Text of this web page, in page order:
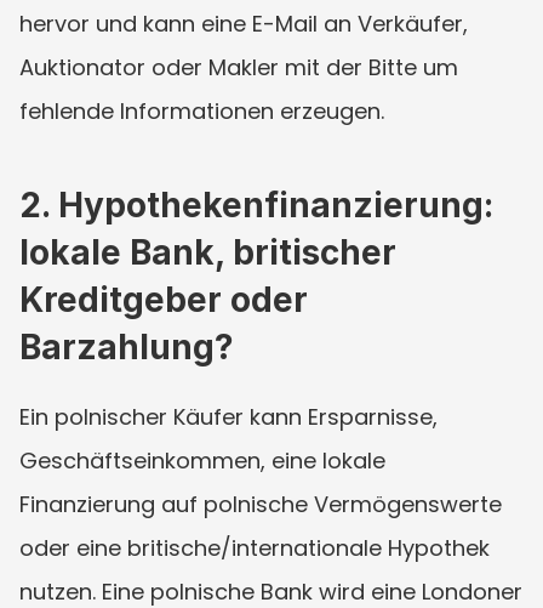
hervor und kann eine E-Mail an Verkäufer,
Auktionator oder Makler mit der Bitte um
fehlende Informationen erzeugen.
2. Hypothekenfinanzierung:
lokale Bank, britischer
Kreditgeber oder
Barzahlung?
Ein polnischer Käufer kann Ersparnisse,
Geschäftseinkommen, eine lokale
Finanzierung auf polnische Vermögenswerte
oder eine britische/internationale Hypothek
nutzen. Eine polnische Bank wird eine Londoner